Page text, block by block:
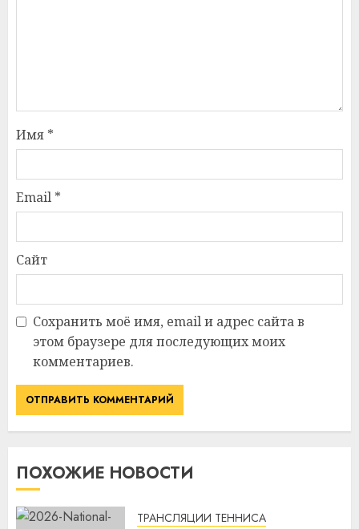
Имя *
Email *
Сайт
Сохранить моё имя, email и адрес сайта в
этом браузере для последующих моих
комментариев.
ПОХОЖИЕ НОВОСТИ
ТРАНСЛЯЦИИ ТЕННИСА